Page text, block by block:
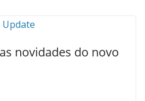
novidades do novo